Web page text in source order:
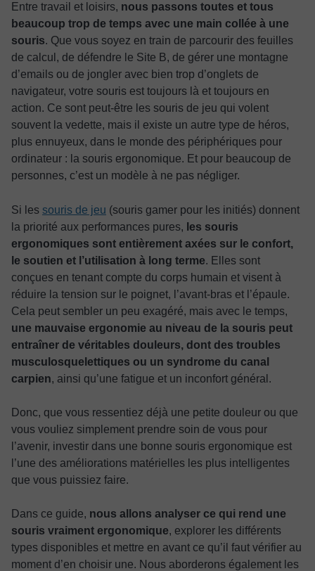
Entre travail et loisirs, nous passons toutes et tous
beaucoup trop de temps avec une main collée à une
souris. Que vous soyez en train de parcourir des feuilles
de calcul, de défendre le Site B, de gérer une montagne
d’emails ou de jongler avec bien trop d’onglets de
navigateur, votre souris est toujours là et toujours en
action. Ce sont peut-être les souris de jeu qui volent
souvent la vedette, mais il existe un autre type de héros,
plus ennuyeux, dans le monde des périphériques pour
ordinateur : la souris ergonomique. Et pour beaucoup de
personnes, c’est un modèle à ne pas négliger.
Si les souris de jeu (souris gamer pour les initiés) donnent
la priorité aux performances pures, les souris
ergonomiques sont entièrement axées sur le confort,
le soutien et l’utilisation à long terme. Elles sont
conçues en tenant compte du corps humain et visent à
réduire la tension sur le poignet, l’avant-bras et l’épaule.
Cela peut sembler un peu exagéré, mais avec le temps,
une mauvaise ergonomie au niveau de la souris peut
entraîner de véritables douleurs, dont des troubles
musculosquelettiques ou un syndrome du canal
carpien, ainsi qu’une fatigue et un inconfort général.
Donc, que vous ressentiez déjà une petite douleur ou que
vous vouliez simplement prendre soin de vous pour
l’avenir, investir dans une bonne souris ergonomique est
l’une des améliorations matérielles les plus intelligentes
que vous puissiez faire.
Dans ce guide, nous allons analyser ce qui rend une
souris vraiment ergonomique, explorer les différents
types disponibles et mettre en avant ce qu’il faut vérifier au
moment d’en choisir une. Nous aborderons également les